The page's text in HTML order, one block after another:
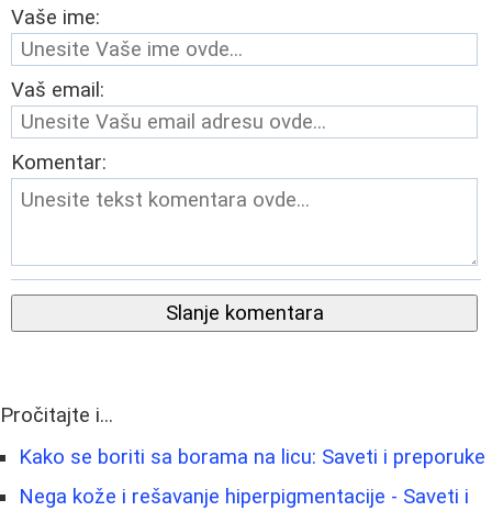
Vaše ime:
Vaš email:
Komentar:
Slanje komentara
Pročitajte i...
Kako se boriti sa borama na licu: Saveti i preporuke
Nega kože i rešavanje hiperpigmentacije - Saveti i